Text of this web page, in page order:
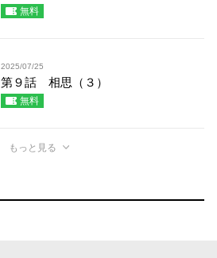
無料
2025/07/25
第９話 相思（３）
無料
もっと見る